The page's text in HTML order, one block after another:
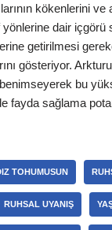
kökenlerini ve
yönlerine dair içgörü
getirilmesi
gösteriyor.
benimseyerek bu
fayda sağlama
TOHUMUSUN
RUHSAL UYANIŞ